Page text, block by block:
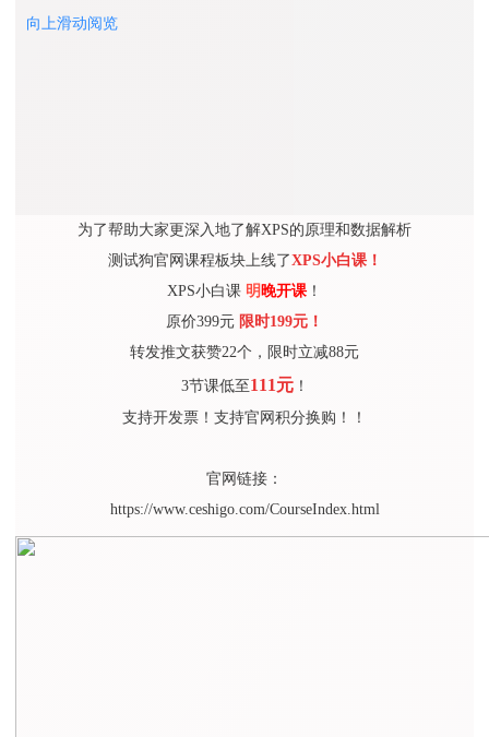
向上滑动阅览
为了帮助大家更深入地了解XPS的原理和数据解析
测试狗官网课程板块上线了XPS小白课！
XPS小白课 明晚开课！
原价399元 限时199元！
转发推文获赞22个，限时立减88元
3节课低至 111元！
支持开发票！支持官网积分换购！！
官网链接：
https://www.ceshigo.com/CourseIndex.html